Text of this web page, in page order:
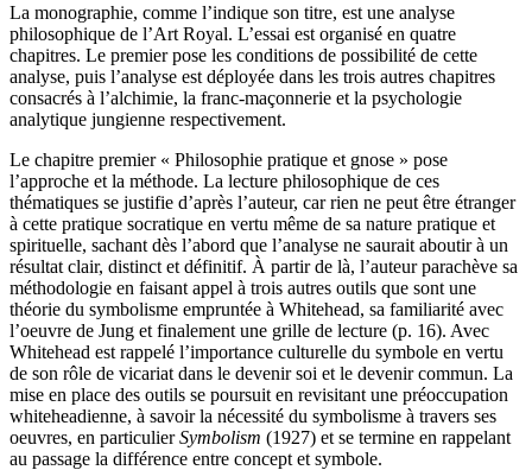
La monographie, comme l’indique son titre, est une analyse
philosophique de l’Art Royal. L’essai est organisé en quatre
chapitres. Le premier pose les conditions de possibilité de cette
analyse, puis l’analyse est déployée dans les trois autres chapitres
consacrés à l’alchimie, la franc-maçonnerie et la psychologie
analytique jungienne respectivement.
Le chapitre premier « Philosophie pratique et gnose » pose
l’approche et la méthode. La lecture philosophique de ces
thématiques se justifie d’après l’auteur, car rien ne peut être étranger
à cette pratique socratique en vertu même de sa nature pratique et
spirituelle, sachant dès l’abord que l’analyse ne saurait aboutir à un
résultat clair, distinct et définitif. À partir de là, l’auteur parachève sa
méthodologie en faisant appel à trois autres outils que sont une
théorie du symbolisme empruntée à Whitehead, sa familiarité avec
l’oeuvre de Jung et finalement une grille de lecture (p. 16). Avec
Whitehead est rappelé l’importance culturelle du symbole en vertu
de son rôle de vicariat dans le devenir soi et le devenir commun. La
mise en place des outils se poursuit en revisitant une préoccupation
whiteheadienne, à savoir la nécessité du symbolisme à travers ses
oeuvres, en particulierSymbolism (1927) et se termine en rappelant
au passage la différence entre concept et symbole.